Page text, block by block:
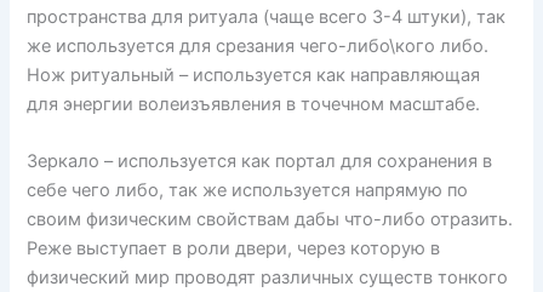
пространства для ритуала (чаще всего 3-4 штуки), так
же используется для срезания чего-либо\кого либо.
Нож ритуальный – используется как направляющая
для энергии волеизъявления в точечном масштабе.
Зеркало – используется как портал для сохранения в
себе чего либо, так же используется напрямую по
своим физическим свойствам дабы что-либо отразить.
Реже выступает в роли двери, через которую в
физический мир проводят различных существ тонкого